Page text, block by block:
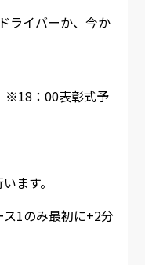
ライバーか、今か
※18：00表彰式予
ます。
1のみ最初に+2分